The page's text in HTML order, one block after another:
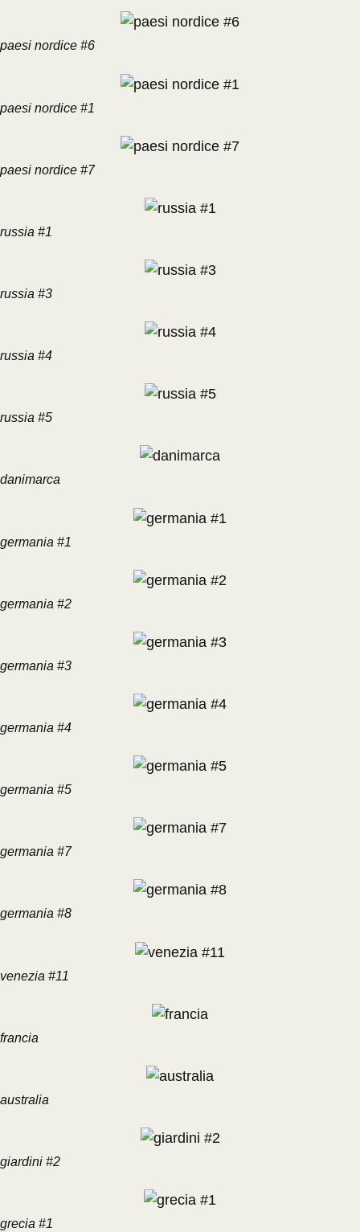
paesi nordice #6
paesi nordice #1
paesi nordice #7
russia #1
russia #3
russia #4
russia #5
danimarca
germania #1
germania #2
germania #3
germania #4
germania #5
germania #7
germania #8
venezia #11
francia
australia
giardini #2
grecia #1